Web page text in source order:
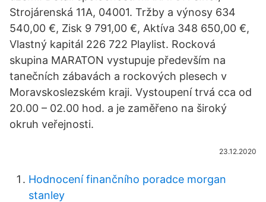
Strojárenská 11A, 04001. Tržby a výnosy 634
540,00 €, Zisk 9 791,00 €, Aktíva 348 650,00 €,
Vlastný kapitál 226 722 Playlist. Rocková
skupina MARATON vystupuje především na
tanečních zábavách a rockových plesech v
Moravskoslezském kraji. Vystoupení trvá cca od
20.00 – 02.00 hod. a je zaměřeno na široký
okruh veřejnosti.
23.12.2020
Hodnocení finančního poradce morgan
stanley